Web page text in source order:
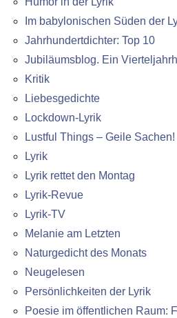
Im babylonischen Süden der
Jahrhundertdichter: Top 10
Jubiläumsblog. Ein
Kritik
Liebesgedichte
Lockdown-Lyrik
Lustful Things – Geile Sachen!
Lyrik
Lyrik rettet den Montag
Lyrik-Revue
Lyrik-TV
Melanie am Letzten
Naturgedicht des Monats
Neugelesen
Persönlichkeiten der Lyrik
Poesie im öffentlichen Raum: